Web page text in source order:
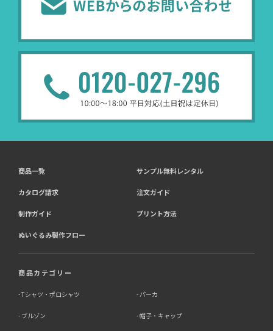
商品一覧 サンプル無料レンタル
カタログ請求 注文ガイド
制作ガイド プリント方法
ぬいぐるみ製作フロー
商品カテゴリー
Tシャツ・ポロシャツ パーカ
ブルゾン 帽子・キャップ